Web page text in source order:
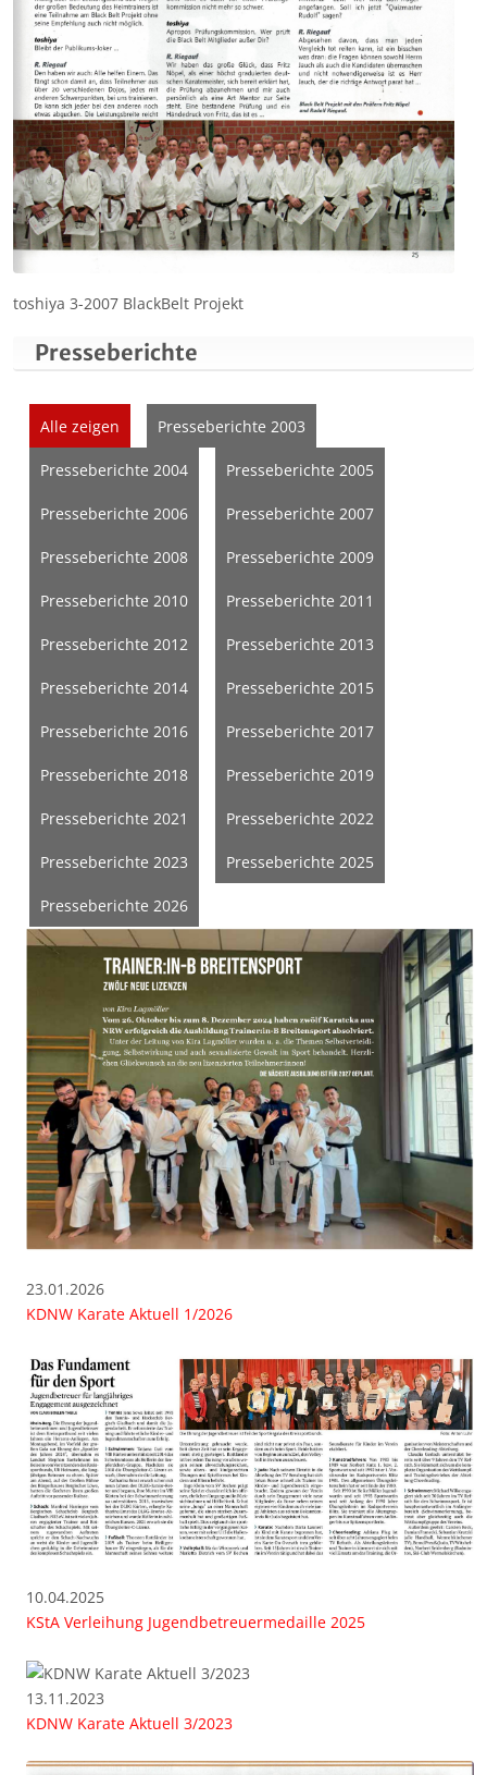
toshiya 3-2007 BlackBelt Projekt
Presseberichte
Alle zeigen Presseberichte 2003
Presseberichte 2004 Presseberichte 2005
Presseberichte 2006 Presseberichte 2007
Presseberichte 2008 Presseberichte 2009
Presseberichte 2010 Presseberichte 2011
Presseberichte 2012 Presseberichte 2013
Presseberichte 2014 Presseberichte 2015
Presseberichte 2016 Presseberichte 2017
Presseberichte 2018 Presseberichte 2019
Presseberichte 2021 Presseberichte 2022
Presseberichte 2023 Presseberichte 2025
Presseberichte 2026
23.01.2026
KDNW Karate Aktuell 1/2026
10.04.2025
KStA Verleihung Jugendbetreuermedaille 2025
13.11.2023
KDNW Karate Aktuell 3/2023